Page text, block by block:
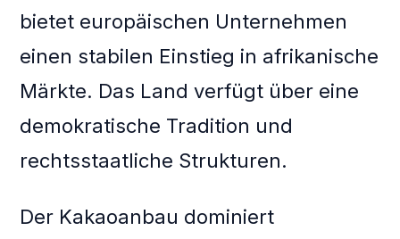
bietet europäischen Unternehmen
einen stabilen Einstieg in afrikanische
Märkte. Das Land verfügt über eine
demokratische Tradition und
rechtsstaatliche Strukturen.
Der Kakaoanbau dominiert